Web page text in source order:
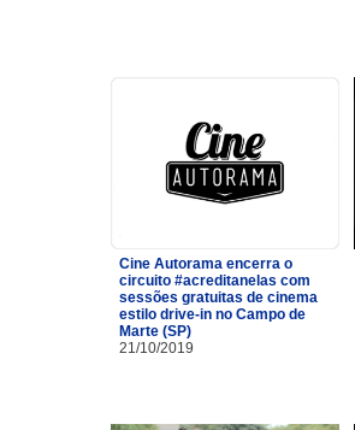
Cine Autorama encerra o
circuito #acreditanelas com
sessões gratuitas de cinema
estilo drive-in no Campo de
Marte (SP)
21/10/2019